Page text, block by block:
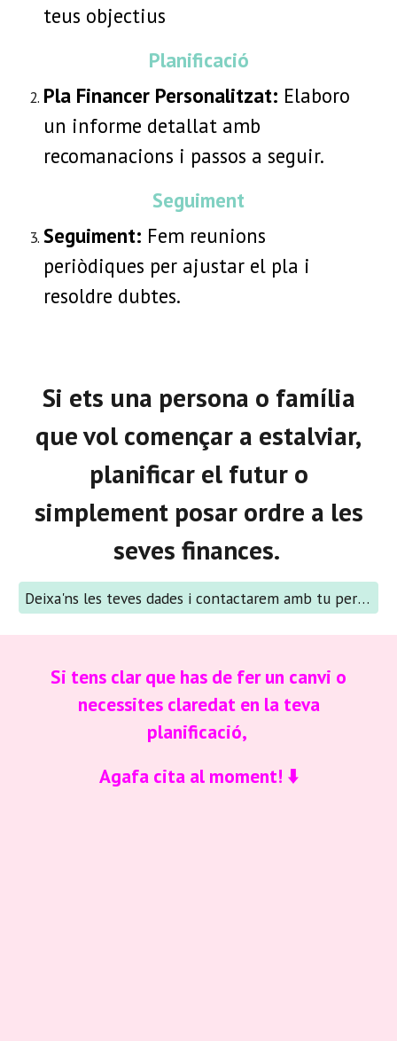
teus objectius
Planificació
Pla Financer Personalitzat: Elaboro
un informe detallat amb
recomanacions i passos a seguir.
Seguiment
Seguiment: Fem reunions
periòdiques per ajustar el pla i
resoldre dubtes.
Si ets una persona o família
que vol començar a estalviar,
planificar el futur o
simplement posar ordre a les
seves finances.
Deixa'ns les teves dades i contactarem amb tu per concretar data
Si tens clar que has de fer un canvi o
necessites claredat en la teva
planificació,
Agafa cita al moment! ⬇️